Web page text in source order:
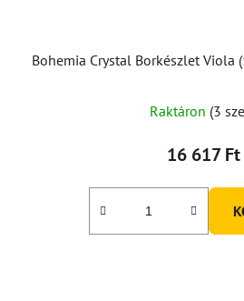
Bohemia Crystal Borkészlet Viola
Raktáron (3
16 617 Ft